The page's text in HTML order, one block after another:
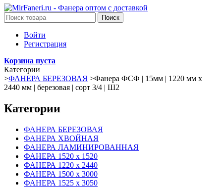
Поиск
Войти
Регистрация
Корзина пуста
Категории
>ФАНЕРА БЕРЕЗОВАЯ >Фанера ФСФ | 15мм | 1220 мм х
2440 мм | березовая | сорт 3/4 | Ш2
Категории
ФАНЕРА БЕРЕЗОВАЯ
ФАНЕРА ХВОЙНАЯ
ФАНЕРА ЛАМИНИРОВАННАЯ
ФАНЕРА 1520 х 1520
ФАНЕРА 1220 х 2440
ФАНЕРА 1500 х 3000
ФАНЕРА 1525 х 3050